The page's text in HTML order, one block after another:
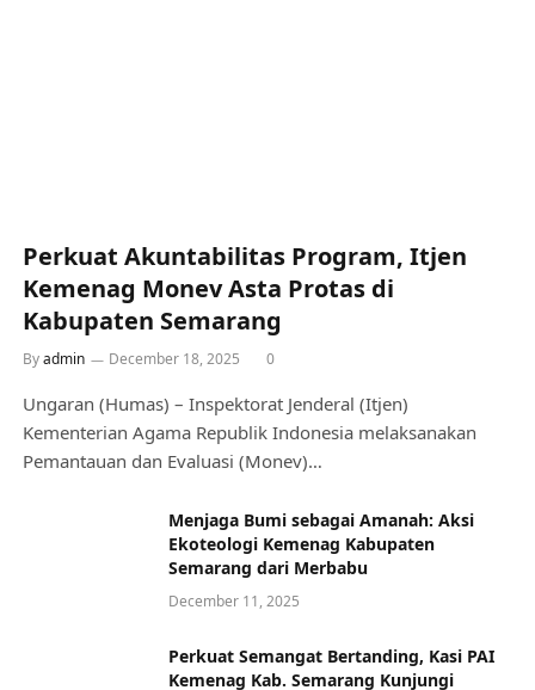
Perkuat Akuntabilitas Program, Itjen
Kemenag Monev Asta Protas di
Kabupaten Semarang
Byadmin December 18, 2025 0
Ungaran (Humas) – Inspektorat Jenderal (Itjen)
Kementerian Agama Republik Indonesia melaksanakan
Pemantauan dan Evaluasi (Monev)…
Menjaga Bumi sebagai Amanah: Aksi
Ekoteologi Kemenag Kabupaten
Semarang dari Merbabu
December 11, 2025
Perkuat Semangat Bertanding, Kasi PAI
Kemenag Kab. Semarang Kunjungi